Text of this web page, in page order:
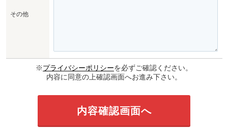
その他
※プライバシーポリシーを必ずご確認ください。
内容に同意の上確認画面へお進み下さい。